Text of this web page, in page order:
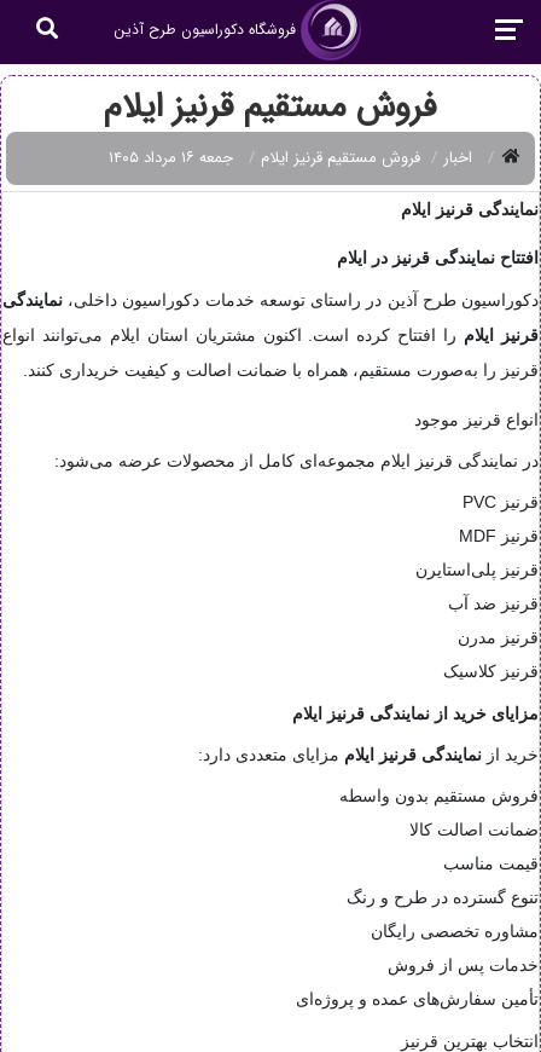
فروشگاه دکوراسیون طرح آذین
فروش مستقیم قرنیز ایلام
اخبار فروش مستقیم قرنیز ایلام جمعه ۱۶ مرداد ۱۴۰۵
نمایندگی قرنیز ایلام
افتتاح نمایندگی قرنیز در ایلام
دکوراسیون طرح آذین در راستای توسعه خدمات دکوراسیون داخلی، نمایندگی
قرنیز ایلام را افتتاح کرده است. اکنون مشتریان استان ایلام می‌توانند انواع
قرنیز را به‌صورت مستقیم، همراه با ضمانت اصالت و کیفیت خریداری کنند.
انواع قرنیز موجود
در نمایندگی قرنیز ایلام مجموعه‌ای کامل از محصولات عرضه می‌شود:
قرنیز PVC
قرنیز MDF
قرنیز پلی‌استایرن
قرنیز ضد آب
قرنیز مدرن
قرنیز کلاسیک
مزایای خرید از نمایندگی قرنیز ایلام
خرید از نمایندگی قرنیز ایلام مزایای متعددی دارد:
فروش مستقیم بدون واسطه
ضمانت اصالت کالا
قیمت مناسب
تنوع گسترده در طرح و رنگ
مشاوره تخصصی رایگان
خدمات پس از فروش
تأمین سفارش‌های عمده و پروژه‌ای
انتخاب بهترین قرنیز